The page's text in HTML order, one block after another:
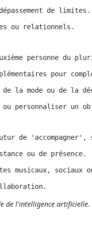
de limites.
ou relationnels.
personne du
pour
la mode ou de la
personnaliser un
de
ou de présence.
musicaux, sociaux
de l'intelligence artificielle.